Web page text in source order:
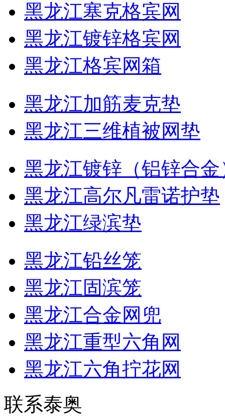
黑龙江塞克格宾网
黑龙江镀锌格宾网
黑龙江格宾网箱
黑龙江加筋麦克垫
黑龙江三维植被网垫
黑龙江镀锌（铝锌合
黑龙江高尔凡雷诺护垫
黑龙江绿滨垫
黑龙江铅丝笼
黑龙江固滨笼
黑龙江合金网兜
黑龙江重型六角网
黑龙江六角拧花网
联系泰奥